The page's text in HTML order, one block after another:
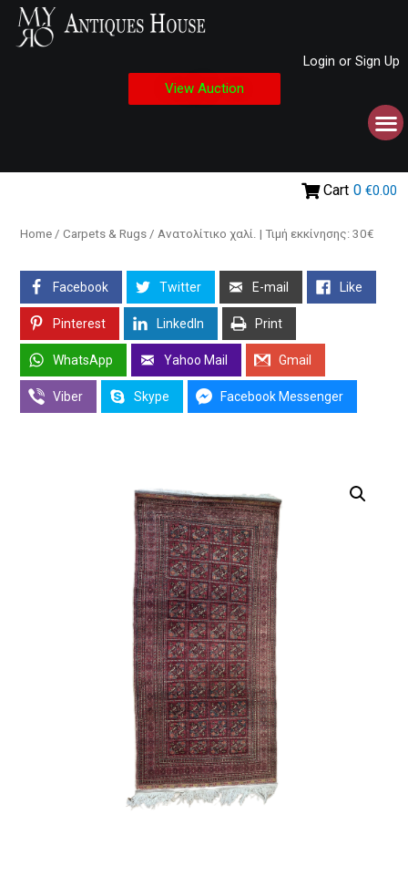
Login or Sign Up
View Auction
Cart 0 €0.00
Home / Carpets & Rugs / Ανατολίτικο χαλί. | Τιμή εκκίνησης: 30€
Facebook Twitter E-mail Like
Pinterest LinkedIn Print
WhatsApp Yahoo Mail Gmail
Viber Skype Facebook Messenger